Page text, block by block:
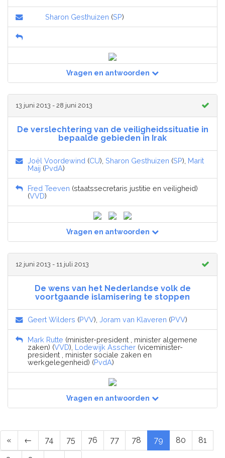
Sharon Gesthuizen (SP)
Vragen en antwoorden
13 juni 2013 - 28 juni 2013
De verslechtering van de veiligheidssituatie in
bepaalde gebieden in Irak
Joël Voordewind (CU), Sharon Gesthuizen (SP), Marit
Maij (PvdA)
Fred Teeven (staatssecretaris justitie en veiligheid)
(VVD)
Vragen en antwoorden
12 juni 2013 - 11 juli 2013
De wens van het Nederlandse volk de
voortgaande islamisering te stoppen
Geert Wilders (PVV), Joram van Klaveren (PVV)
Mark Rutte (minister-president , minister algemene
zaken) (VVD), Lodewijk Asscher (viceminister-
president , minister sociale zaken en
werkgelegenheid) (PvdA)
Vragen en antwoorden
« ← 74 75 76 77 78 79 80 81